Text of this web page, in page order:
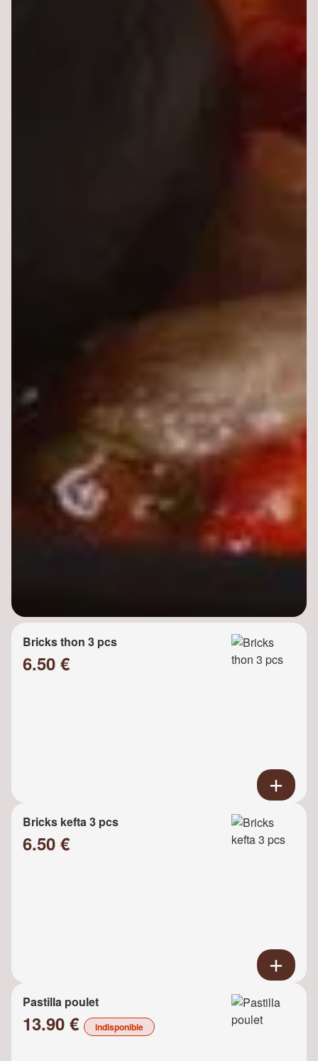
Bricks thon 3 pcs
6.50 €
Bricks kefta 3 pcs
6.50 €
Pastilla poulet
13.90 € indisponible